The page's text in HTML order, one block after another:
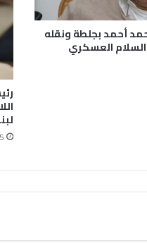
أحمد بجلطة ونقله
العسكري